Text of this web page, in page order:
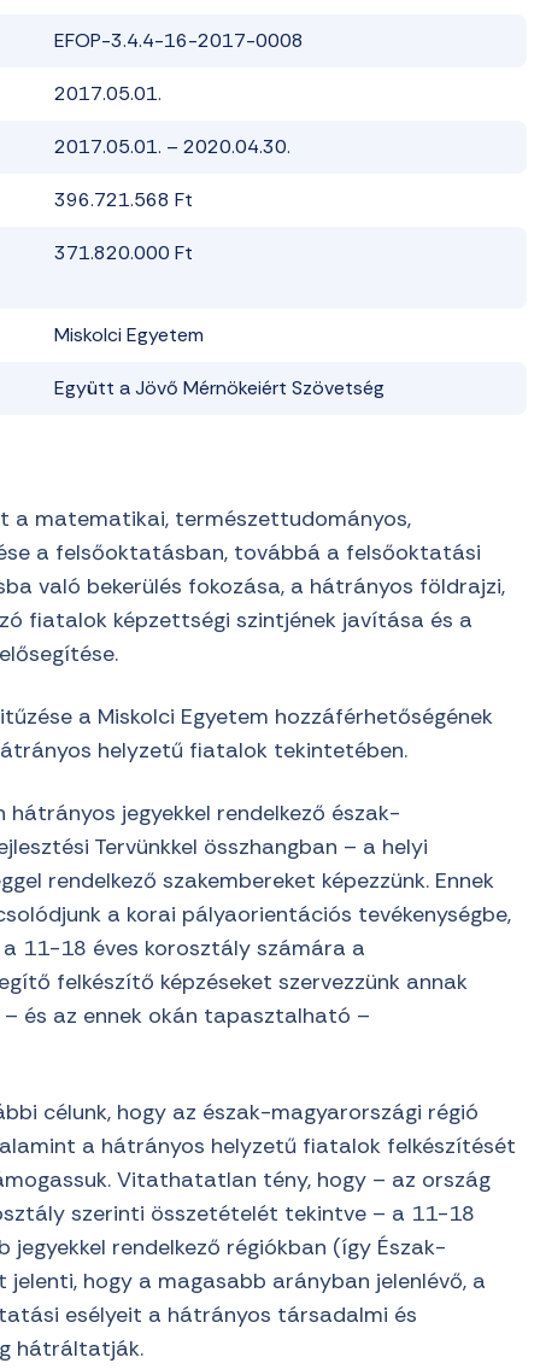
EFOP-3.4.4-16-2017-0008
2017.05.01.
2017.05.01. – 2020.04.30.
396.721.568 Ft
371.820.000 Ft
Miskolci Egyetem
Együtt a Jövő Mérnökeiért Szövetség
a matematikai, természettudományos,
a felsőoktatásban, továbbá a felsőoktatási
való bekerülés fokozása, a hátrányos földrajzi,
fiatalok képzettségi szintjének javítása és a
a Miskolci Egyetem hozzáférhetőségének
helyzetű fiatalok tekintetében.
jegyekkel rendelkező észak-
Tervünkkel összhangban – a helyi
rendelkező szakembereket képezzünk. Ennek
a korai pályaorientációs tevékenységbe,
11-18 éves korosztály számára a
felkészítő képzéseket szervezzünk annak
és az ennek okán tapasztalható –
célunk, hogy az észak-magyarországi régió
a hátrányos helyzetű fiatalok felkészítését
Vitathatatlan tény, hogy – az ország
szerinti összetételét tekintve – a 11-18
rendelkező régiókban (így Észak-
hogy a magasabb arányban jelenlévő, a
esélyeit a hátrányos társadalmi és
hátráltatják.